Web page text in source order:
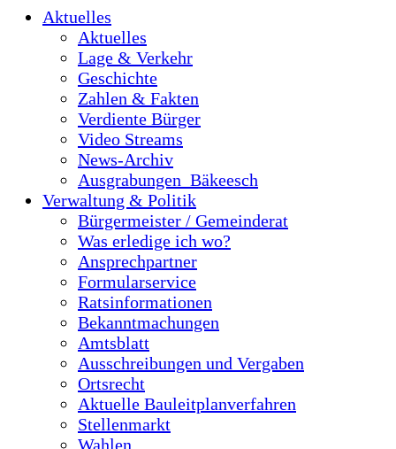
Aktuelles
Aktuelles
Lage & Verkehr
Geschichte
Zahlen & Fakten
Verdiente Bürger
Video Streams
News-Archiv
Ausgrabungen_Bäkeesch
Verwaltung & Politik
Bürgermeister / Gemeinderat
Was erledige ich wo?
Ansprechpartner
Formularservice
Ratsinformationen
Bekanntmachungen
Amtsblatt
Ausschreibungen und Vergaben
Ortsrecht
Aktuelle Bauleitplanverfahren
Stellenmarkt
Wahlen